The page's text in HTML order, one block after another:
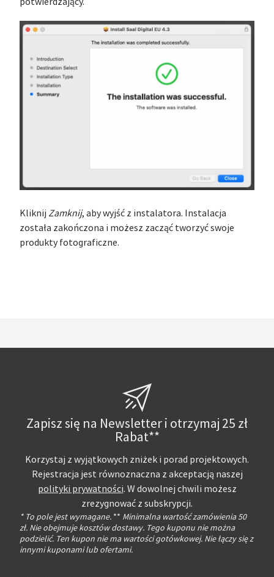
Kliknij Zamknij, aby wyjść z instalatora. Instalacja
została zakończona i możesz zacząć tworzyć swoje
produkty fotograficzne.
Zapisz się na Newsletter i otrzymaj 25 zł
Rabat**
Korzystaj z wyjątkowych zniżek i porad projektowych.
Rejestracja jest równoznaczna z akceptacją naszej
polityki prywatności. W dowolnej chwili możesz
zrezygnować z subskrypcji.
* To pole jest wymagane. ** Minimalna wartość zamówienia 50
zł. Nie obejmuje kosztów dostawy. Tego kuponu nie można
podzielić. Ten kupon nie ma wartości gotówkowej. Nie łączy się z
innymi kuponami lub ofertami.